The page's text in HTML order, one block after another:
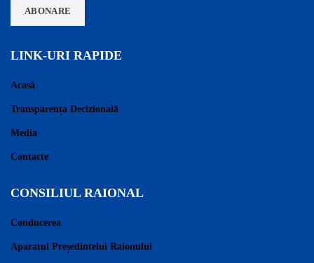
LINK-URI RAPIDE
Acasă
Transparența Decizională
Media
Contacte
CONSILIUL RAIONAL
Conducerea
Aparatul Președintelui Raionului